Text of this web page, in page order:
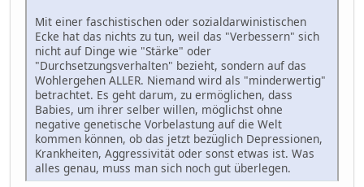
Mit einer faschistischen oder sozialdarwinistischen
Ecke hat das nichts zu tun, weil das "Verbessern" sich
nicht auf Dinge wie "Stärke" oder
"Durchsetzungsverhalten" bezieht, sondern auf das
Wohlergehen ALLER. Niemand wird als "minderwertig"
betrachtet. Es geht darum, zu ermöglichen, dass
Babies, um ihrer selber willen, möglichst ohne
negative genetische Vorbelastung auf die Welt
kommen können, ob das jetzt bezüglich Depressionen,
Krankheiten, Aggressivität oder sonst etwas ist. Was
alles genau, muss man sich noch gut überlegen.